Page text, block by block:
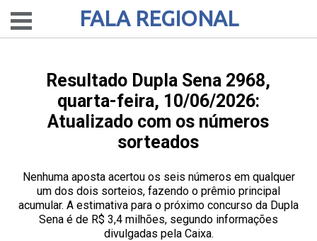
FALA REGIONAL
Resultado Dupla Sena 2968,
quarta-feira, 10/06/2026:
Atualizado com os números
sorteados
Nenhuma aposta acertou os seis números em qualquer
um dos dois sorteios, fazendo o prêmio principal
acumular. A estimativa para o próximo concurso da Dupla
Sena é de R$ 3,4 milhões, segundo informações
divulgadas pela Caixa.